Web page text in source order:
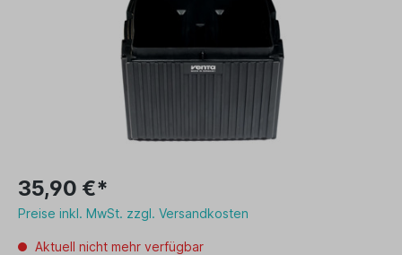
35,90 €*
Preise inkl. MwSt. zzgl. Versandkosten
Aktuell nicht mehr verfügbar